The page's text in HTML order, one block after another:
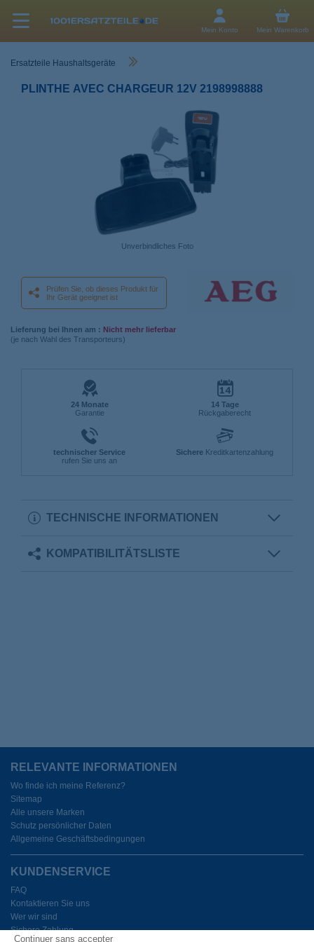
Continuer sans accepter
Mein Konto Mein Warenkorb
Ersatzteile Haushaltsgeräte
PLINTHE AVEC CHARGEUR 12V 2198998888
Unverbindliches Foto
Prüfen Sie, ob dieses Produkt für
Ihr Gerät geeignet ist
Lieferung bei Ihnen am : Nicht mehr lieferbar
(je nach Wahl des Transporteurs)
24 Monate
Garantie
14 Tage
Rückgaberecht
technischer Service
rufen Sie uns an
Sichere Kreditkartenzahlung
TECHNISCHE INFORMATIONEN
KOMPATIBILITÄTSLISTE
RELEVANTE INFORMATIONEN
Wo finde ich meine Referenz?
Sitemap
Alle unsere Marken
Schutz persönlicher Daten
Allgemeine Geschäftsbedingungen
KUNDENSERVICE
FAQ
Kontaktieren Sie uns
Wer wir sind
Sichere Zahlung